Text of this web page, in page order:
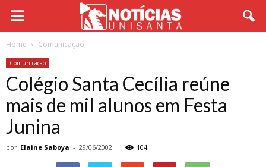
Home Comunicação
Comunicação
Colégio Santa Cecília reúne
mais de mil alunos em Festa
Junina
por Elaine Saboya - 29/06/2002 104